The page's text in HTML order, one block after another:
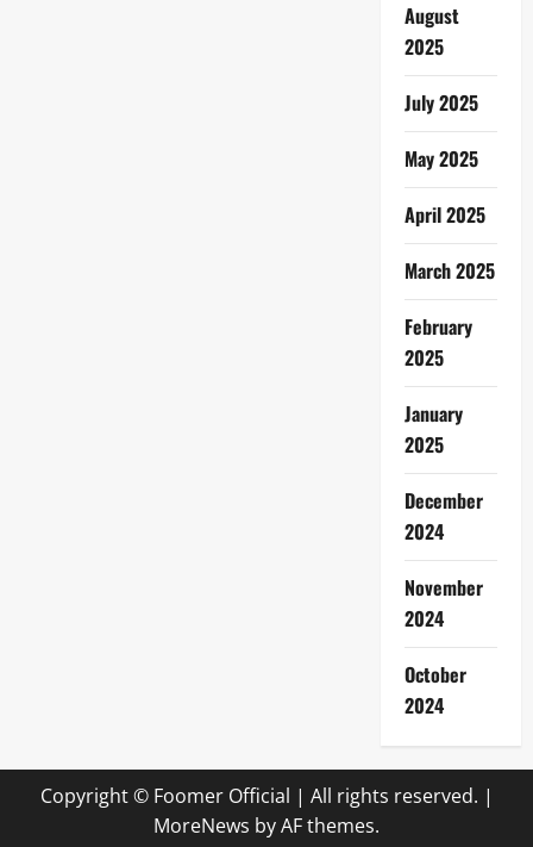
August
2025
July 2025
May 2025
April 2025
March 2025
February
2025
January
2025
December
2024
November
2024
October
2024
Copyright © Foomer Official | All rights reserved. |
MoreNews by AF themes.